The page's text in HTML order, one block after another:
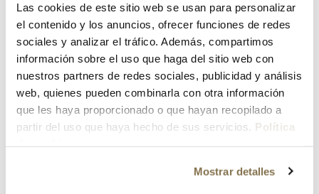
Las cookies de este sitio web se usan para personalizar
el contenido y los anuncios, ofrecer funciones de redes
sociales y analizar el tráfico. Además, compartimos
información sobre el uso que haga del sitio web con
nuestros partners de redes sociales, publicidad y análisis
web, quienes pueden combinarla con otra información
que les haya proporcionado o que hayan recopilado a
partir del uso que haya hecho de sus servicios. Política
Mostrar detalles
¿Has olvidado tu contraseña?